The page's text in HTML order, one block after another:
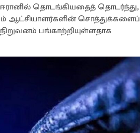
தொடங்கியதைத் தொடர்ந்து,
ஆட்சியாளர்களின் சொத்துக்களைப்
பங்காற்றியுள்ளதாக